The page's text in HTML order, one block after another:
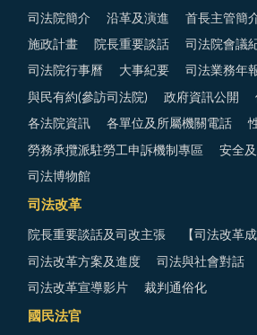
司法院簡介 沿革及演進 首長主管簡
施政計畫 院長重要談話 司法院會議
司法院行事曆 大事紀要 司法業務年
與民有約(參訪司法院) 政府資訊公開
各法院資訊 各單位及所屬機關電話
勞務承攬派駐勞工申訴機制專區 安全
司法博物館
司法改革
院長重要談話及司改主張 【司法改革
司法改革方案及進度 司法與社會對話
司法改革宣導影片 裁判通俗化
國民法官